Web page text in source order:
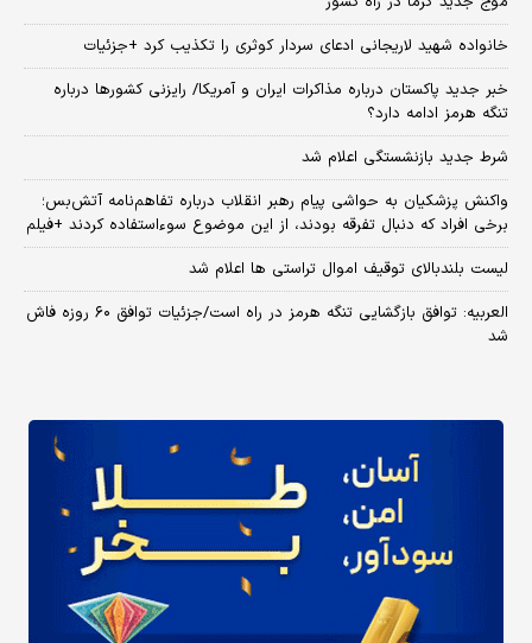
خانواده شهید لاریجانی ادعای سردار کوثری را تکذیب کرد +جزئیات
خبر جدید پاکستان درباره مذاکرات ایران و آمریکا/ رایزنی کشورها درباره
تنگه هرمز ادامه دارد؟
شرط جدید بازنشستگی اعلام شد
واکنش پزشکیان به حواشی پیام رهبر انقلاب درباره تفاهم‌نامه آتش‌بس؛
برخی افراد که دنبال تفرقه بودند، از این موضوع سوءاستفاده کردند +فیلم
لیست بلندبالای توقیف اموال تراستی ها اعلام شد
العربیه: توافق بازگشایی تنگه هرمز در راه است/جزئیات توافق ۶۰ روزه فاش
شد